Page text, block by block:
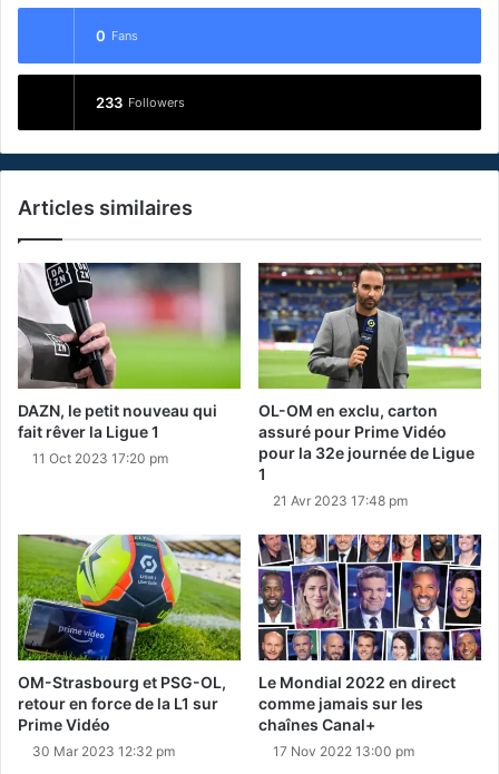
0 Fans
233 Followers
Articles similaires
DAZN, le petit nouveau qui
fait rêver la Ligue 1
11 Oct 2023 17:20 pm
OL-OM en exclu, carton
assuré pour Prime Vidéo
pour la 32e journée de Ligue
1
21 Avr 2023 17:48 pm
OM-Strasbourg et PSG-OL,
retour en force de la L1 sur
Prime Vidéo
30 Mar 2023 12:32 pm
Le Mondial 2022 en direct
comme jamais sur les
chaînes Canal+
17 Nov 2022 13:00 pm